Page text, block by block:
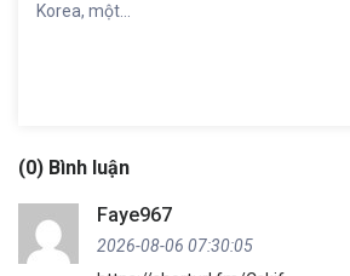
Korea, một...
(0) Bình luận
Faye967
2026-08-06 07:30:05